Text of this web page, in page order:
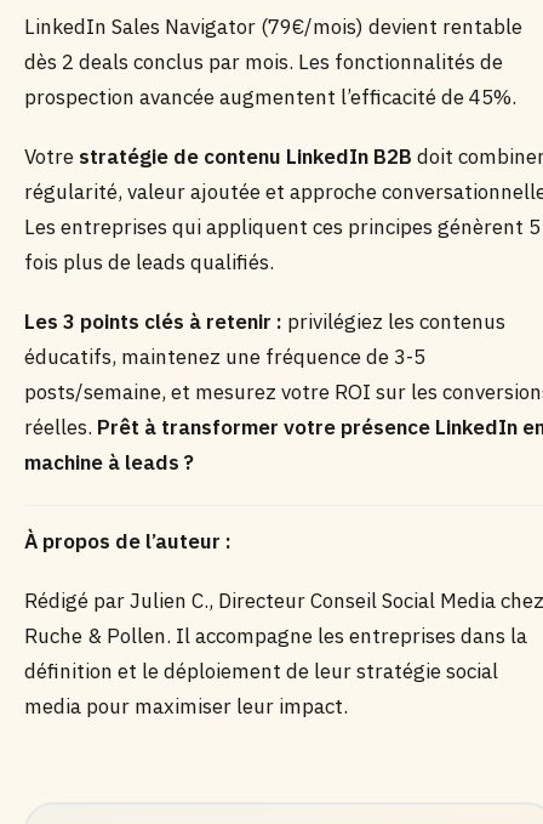
LinkedIn Sales Navigator (79€/mois) devient rentable
dès 2 deals conclus par mois. Les fonctionnalités de
prospection avancée augmentent l’efficacité de 45%.
Votre stratégie de contenu LinkedIn B2B doit
régularité, valeur ajoutée et approche
Les entreprises qui appliquent ces principes génèrent 5
fois plus de leads qualifiés.
Les 3 points clés à retenir : privilégiez les contenus
éducatifs, maintenez une fréquence de 3-5
posts/semaine, et mesurez votre ROI sur les
réelles. Prêt à transformer votre présence LinkedIn
machine à leads ?
À propos de l’auteur :
Rédigé par Julien C., Directeur Conseil Social Media chez
Ruche & Pollen. Il accompagne les entreprises dans la
définition et le déploiement de leur stratégie social
media pour maximiser leur impact.